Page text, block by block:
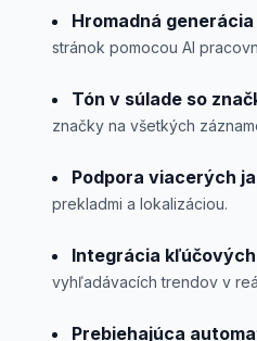
Hromadná
stránok pomocou AI
Tón v súlade so
značky na všetkých
Podpora viacerých
prekladmi a lokalizáciou.
Integrácia
vyhľadávacích trendov v
Prebiehajúca